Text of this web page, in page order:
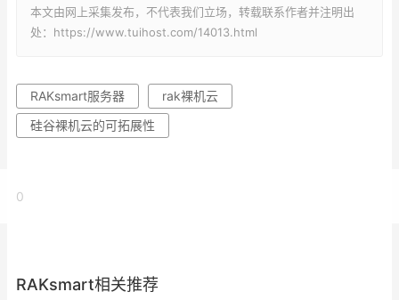
本文由网上采集发布，不代表我们立场，转载联系作者并注明出
处：https://www.tuihost.com/14013.html
RAKsmart服务器
rak裸机云
硅谷裸机云的可拓展性
0
RAKsmart相关推荐